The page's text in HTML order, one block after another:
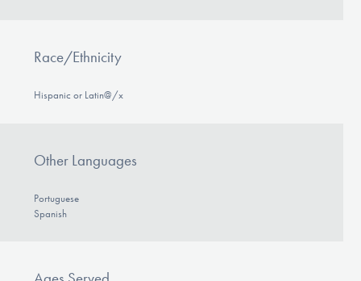
Race/Ethnicity
Hispanic or Latin@/x
Other Languages
Portuguese
Spanish